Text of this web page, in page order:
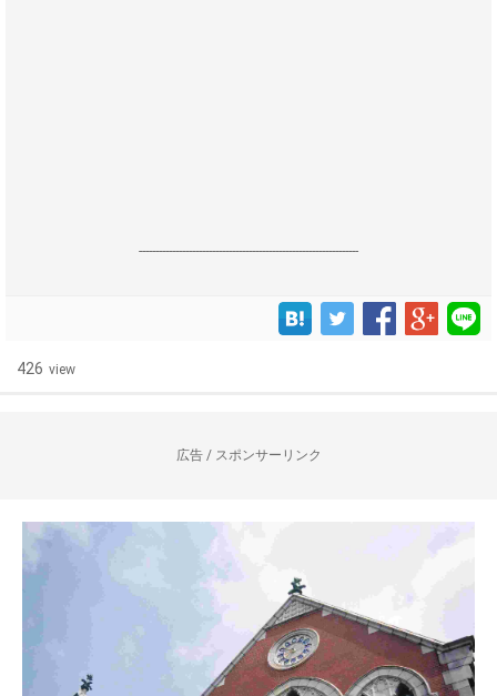
------------------------------------------------------------------
426 view
広告 / スポンサーリンク